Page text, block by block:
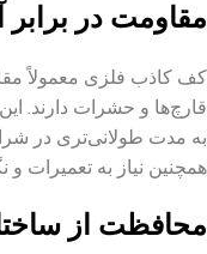
مقاومت در برابر
کف کاذب فلزی معمولاً
قارچ‌ها و حشرات دارند.
به مدت طولانی‌تری در
همچنین نیاز به تعمیرات
محافظت از